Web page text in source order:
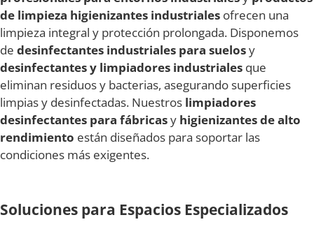
de limpieza higienizantes industriales ofrecen una
limpieza integral y protección prolongada. Disponemos
de desinfectantes industriales para suelosy
desinfectantes y limpiadores industriales que
eliminan residuos y bacterias, asegurando superficies
limpias y desinfectadas. Nuestros limpiadores
desinfectantes para fábricasy higienizantes de alto
rendimiento están diseñados para soportar las
condiciones más exigentes.
Soluciones para Espacios Especializados